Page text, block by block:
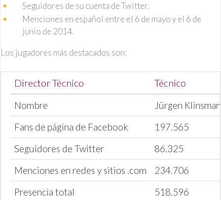
Seguidores de su cuenta de Twitter.
Menciones en español entre el 6 de mayo y el 6 de
junio de 2014.
Los jugadores más destacados son:
Director Técnico Técnico
Nombre
Jürgen
Fans de página de Facebook
197.565
Seguidores de Twitter
86.325
Menciones en redes y sitios .com
234.706
Presencia total
518.596